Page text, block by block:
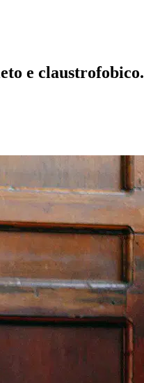
e claustrofobico.